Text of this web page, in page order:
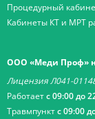
Процедурный
Кабинеты КТ и МРТ
ООО «Меди Проф»
Лицензия Л041-
Работаетс 09:00 до
Травмпунктс 09:00